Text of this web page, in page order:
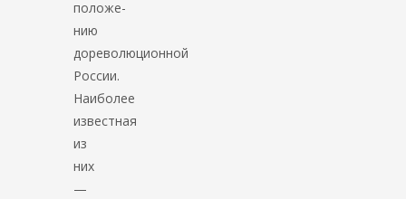
положе­
нию
дореволюционной
России.
Наиболее
известная
из
них
—